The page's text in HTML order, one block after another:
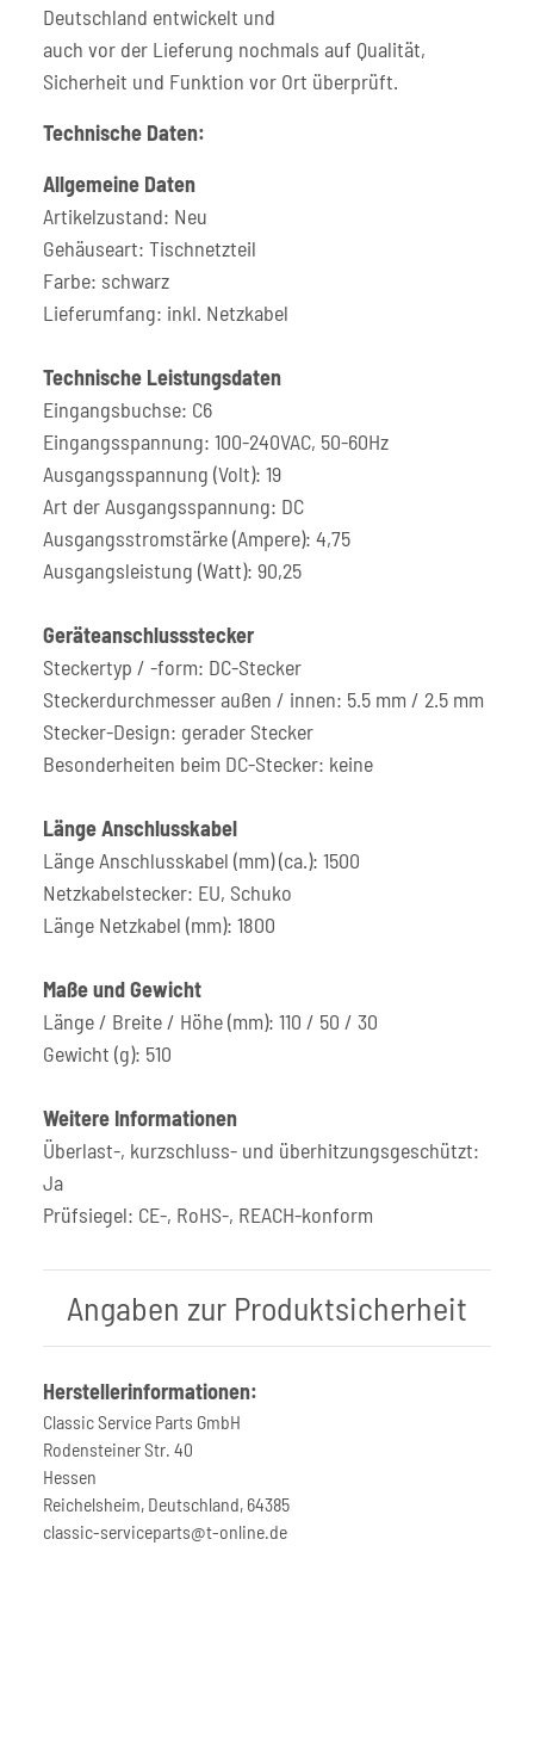
Deutschland entwickelt und
auch vor der Lieferung nochmals auf Qualität,
Sicherheit und Funktion vor Ort überprüft.
Technische Daten:
Allgemeine Daten
Artikelzustand: Neu
Gehäuseart: Tischnetzteil
Farbe: schwarz
Lieferumfang: inkl. Netzkabel
Technische Leistungsdaten
Eingangsbuchse: C6
Eingangsspannung: 100-240VAC, 50-60Hz
Ausgangsspannung (Volt): 19
Art der Ausgangsspannung: DC
Ausgangsstromstärke (Ampere): 4,75
Ausgangsleistung (Watt): 90,25
Geräteanschlussstecker
Steckertyp / -form: DC-Stecker
Steckerdurchmesser außen / innen: 5.5 mm / 2.5 mm
Stecker-Design: gerader Stecker
Besonderheiten beim DC-Stecker: keine
Länge Anschlusskabel
Länge Anschlusskabel (mm) (ca.): 1500
Netzkabelstecker: EU, Schuko
Länge Netzkabel (mm): 1800
Maße und Gewicht
Länge / Breite / Höhe (mm): 110 / 50 / 30
Gewicht (g): 510
Weitere Informationen
Überlast-, kurzschluss- und überhitzungsgeschützt:
Ja
Prüfsiegel: CE-, RoHS-, REACH-konform
Angaben zur Produktsicherheit
Herstellerinformationen:
Classic Service Parts GmbH
Rodensteiner Str. 40
Hessen
Reichelsheim, Deutschland, 64385
classic-serviceparts@t-online.de